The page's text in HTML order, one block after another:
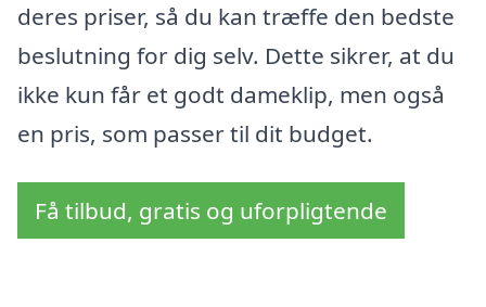
deres priser, så du kan træffe den bedste
beslutning for dig selv. Dette sikrer, at du
ikke kun får et godt dameklip, men også
en pris, som passer til dit budget.
Få tilbud, gratis og uforpligtende